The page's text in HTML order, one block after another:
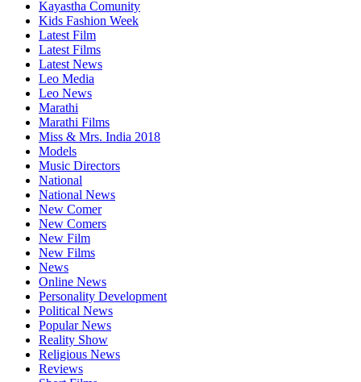
Kayastha Comunity
Kids Fashion Week
Latest Film
Latest Films
Latest News
Leo Media
Leo News
Marathi
Marathi Films
Miss & Mrs. India 2018
Models
Music Directors
National
National News
New Comer
New Comers
New Film
New Films
News
Online News
Personality Development
Political News
Popular News
Reality Show
Religious News
Reviews